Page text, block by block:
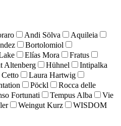
Andi Sölva
Aquileia
Bortolomiol
Elías Mora
Fratus
Altenberg Hühnel
Intipalka
Laura Hartwig
Pöckl
Rocca delle
Fortunati Tempus Alba
Vie
Weingut Kurz
WISDOM